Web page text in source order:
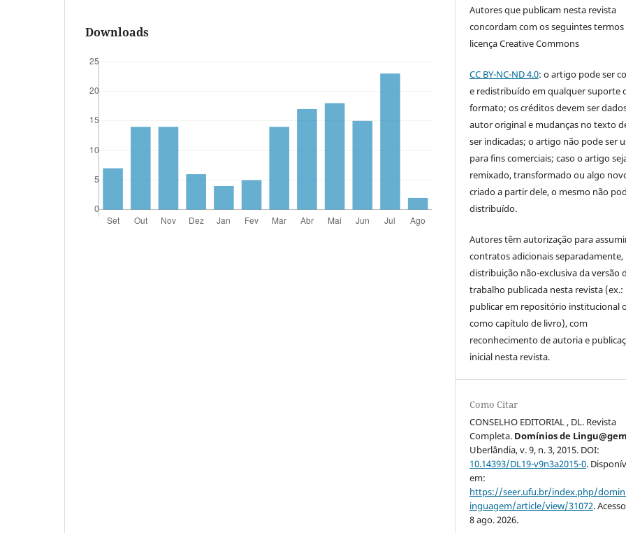
Downloads
Autores que publicam nesta revista
concordam com os seguintes termos
licença Creative Commons
CC BY-NC-ND 4.0: o artigo pode ser
e redistribuído em qualquer suporte
formato; os créditos devem ser
autor original e mudanças no texto
ser indicadas; o artigo não pode ser
para fins comerciais; caso o artigo
remixado, transformado ou algo
criado a partir dele, o mesmo não
distribuído.
Autores têm autorização para
contratos adicionais separadamente,
distribuição não-exclusiva da versão
trabalho publicada nesta revista (ex.:
publicar em repositório institucional
como capítulo de livro), com
reconhecimento de autoria e
inicial nesta revista.
Como Citar
CONSELHO EDITORIAL , DL. Revista
Completa. Domínios de
Uberlândia, v. 9, n. 3, 2015. DOI:
10.14393/DL19-v9n3a2015-0.
em:
https://seer.ufu.br/index.php/
inguagem/article/view/31072.
8 ago. 2026.